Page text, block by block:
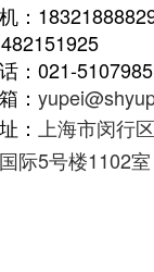
：
：021-
：
：
上海市闵行
际5号楼1102室